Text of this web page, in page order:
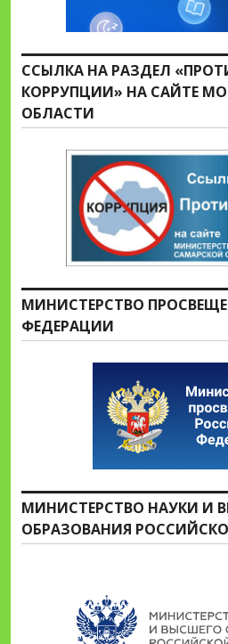
ССЫЛКА НА РАЗДЕЛ
КОРРУПЦИИ» НА САЙТЕ
ОБЛАСТИ
МИНИСТЕРСТВО
ФЕДЕРАЦИИ
МИНИСТЕРСТВО НАУКИ И
ОБРАЗОВАНИЯ